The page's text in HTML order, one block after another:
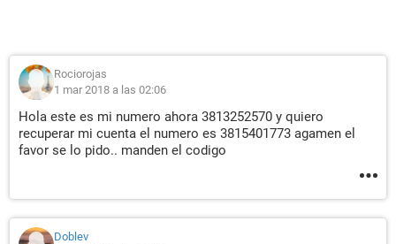
Rociorojas
1 mar 2018 a las 02:06
Hola este es mi numero ahora 3813252570 y quiero
recuperar mi cuenta el numero es 3815401773 agamen el
favor se lo pido.. manden el codigo
Doblev